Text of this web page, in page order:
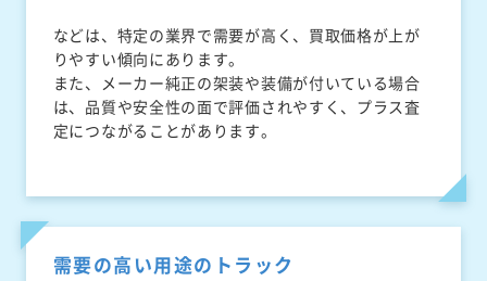
などは、特定の業界で需要が高く、買取価格が上が
りやすい傾向にあります。
また、メーカー純正の架装や装備が付いている場合
は、品質や安全性の面で評価されやすく、プラス査
定につながることがあります。
需要の高い用途のトラック